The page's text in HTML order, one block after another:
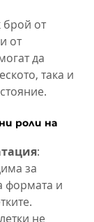
брой от
от
да
така и
роли на
:
за
формата и
не